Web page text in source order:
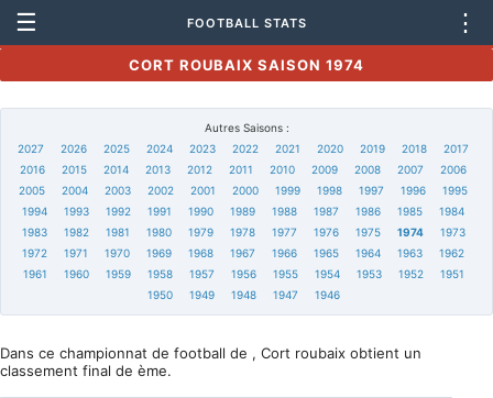
☰ FOOTBALL STATS ⋮
CORT ROUBAIX SAISON 1974
Autres Saisons :
2027
2026 2025 2024 2023 2022 2021 2020 2019 2018
2017
2016
2015 2014 2013 2012 2011 2010 2009 2008 2007
2006
2005
2004 2003 2002 2001 2000 1999 1998 1997 1996
1995
1994
1993 1992 1991 1990 1989 1988 1987 1986 1985
1984
1983
1982 1981 1980 1979 1978 1977 1976 1975 1974
1973
1972
1971 1970 1969 1968 1967 1966 1965 1964 1963
1962
1961
1960 1959 1958 1957 1956 1955 1954 1953 1952
1951
1950
1949 1948 1947 1946
Dans ce championnat de football de , Cort roubaix obtient un
classement final de ème.